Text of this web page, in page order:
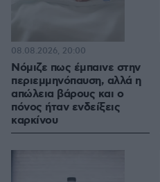
Νόμιζε πως έμπαινε στην
περιεμμηνόπαυση, αλλά η
απώλεια βάρους και ο
πόνος ήταν ενδείξεις
καρκίνου
08.08.2026, 20:00